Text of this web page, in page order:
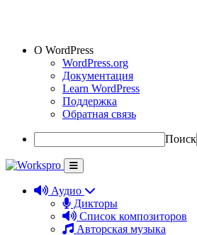
О WordPress
WordPress.org
Документация
Learn WordPress
Поддержка
Обратная связь
Поиск
Аудио
Дикторы
Список композиторов
Авторская музыка